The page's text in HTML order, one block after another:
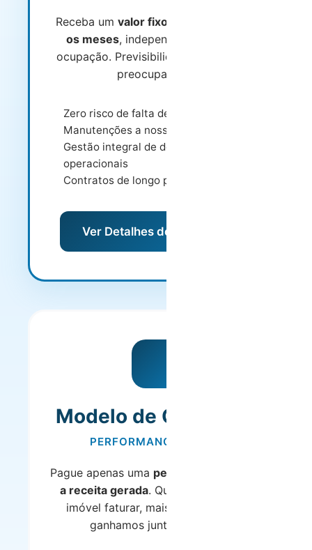
Receba um valor fixo garantido todos
os meses, independentemente da
ocupação. Previsibilidade total e zero
preocupações.
Zero risco de falta de ocupação
Manutenções a nosso cargo
Gestão integral de despesas
operacionais
Contratos de longo prazo
Ver Detalhes do Modelo
Modelo de Comissão
PERFORMANCE-BASED
Pague apenas uma percentagem sobre
a receita gerada. Quanto mais o seu
imóvel faturar, mais ganha – e nós
ganhamos junto consigo.